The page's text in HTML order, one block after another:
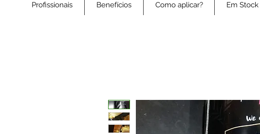
Profissionais Benefícios Como aplicar? Em Stock